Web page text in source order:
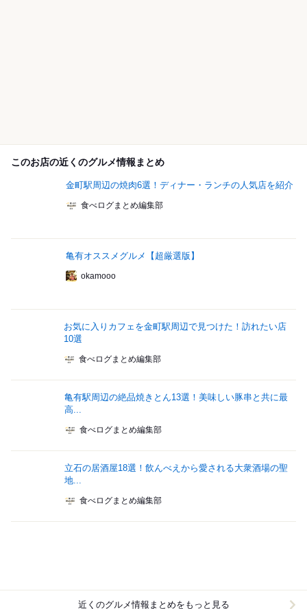
このお店の近くのグルメ情報まとめ
金町駅周辺の焼肉6選！ディナー・ランチの人気店を紹介
食べログまとめ編集部
亀有オススメグルメ【超厳選版】
okamooo
お気に入りカフェを金町駅周辺で見つけた！訪れたい店
10選
食べログまとめ編集部
亀有駅周辺の絶品焼きとん13選！美味しい豚串と共に最
高...
食べログまとめ編集部
立石の居酒屋18選！飲んべえから愛される大衆酒場の聖
地...
食べログまとめ編集部
近くのグルメ情報まとめをもっと見る